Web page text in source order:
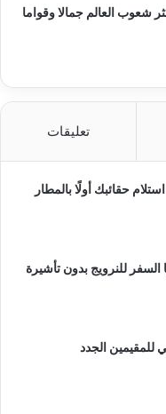
شعوب العالم جمالا وقواما
تعليقات
حقائبك أولًا بالمطار
السفر للنرويج بدون تأشيرة
الجدد